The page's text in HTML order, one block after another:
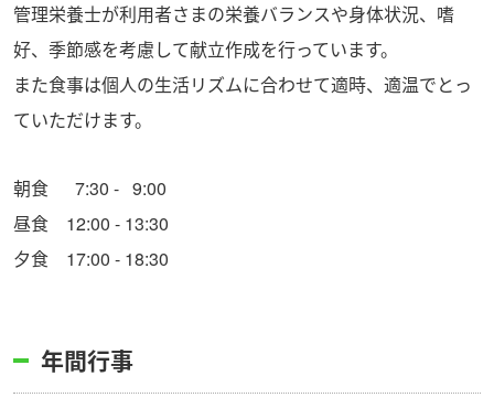
管理栄養士が利用者さまの栄養バランスや身体状況、嗜
好、季節感を考慮して献立作成を行っています。
また食事は個人の生活リズムに合わせて適時、適温でとっ
ていただけます。
朝食 7:30 - 9:00
昼食 12:00 - 13:30
夕食 17:00 - 18:30
年間行事